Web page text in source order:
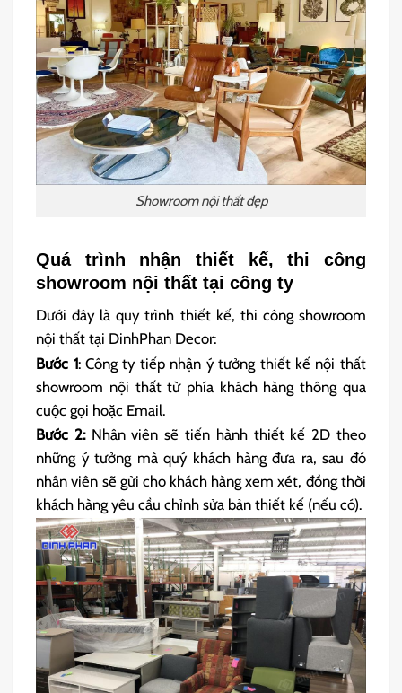
Showroom nội thất đẹp
Quá trình nhận thiết kế, thi công
showroom nội thất tại công ty
Dưới đây là quy trình thiết kế, thi công showroom
nội thất tại DinhPhan Decor:
Bước 1: Công ty tiếp nhận ý tưởng thiết kế nội thất
showroom nội thất từ phía khách hàng thông qua
cuộc gọi hoặc Email.
Bước 2:Nhân viên sẽ tiến hành thiết kế 2D theo
những ý tưởng mà quý khách hàng đưa ra, sau đó
nhân viên sẽ gửi cho khách hàng xem xét, đồng thời
khách hàng yêu cầu chỉnh sửa bản thiết kế (nếu có).